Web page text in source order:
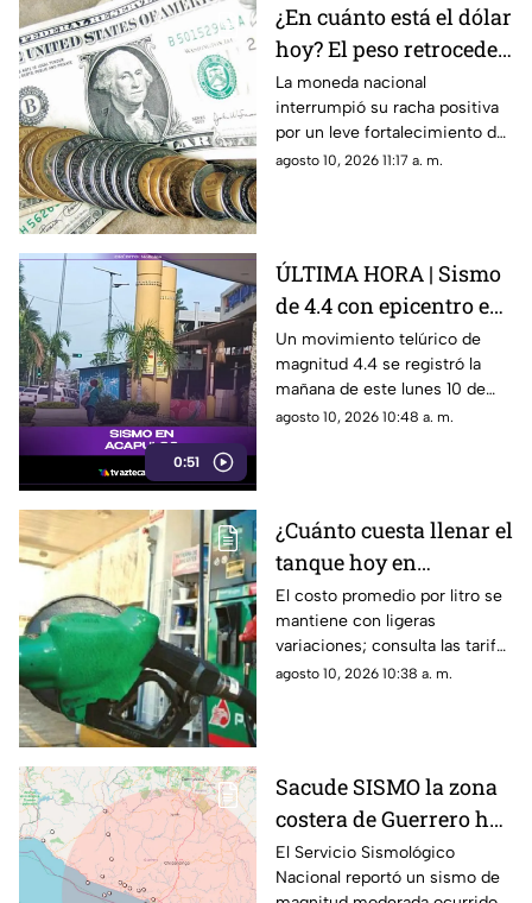
¿En cuánto está el dólar
hoy? El peso retrocede
al inicio de semana
La moneda nacional
interrumpió su racha positiva
por un leve fortalecimiento de
la divisa estadounidense y la
agosto 10, 2026 11:17 a. m.
0:51
ÚLTIMA HORA | Sismo
de 4.4 con epicentro en
Atoyac se siente en
Acapulco; descartan
daños preliminares
Un movimiento telúrico de
magnitud 4.4 se registró la
mañana de este lunes 10 de
agosto de 2026 a las 09:49
en la región de la Costa
Grande de Guerrero.
agosto 10, 2026 10:48 a. m.
¿Cuánto cuesta llenar el
tanque hoy en
Guerrero? Aquí te
decimos
El costo promedio por litro se
mantiene con ligeras
variaciones; consulta las tarifas
en las principales gasolinerías
agosto 10, 2026 10:38 a. m.
Sacude SISMO la zona
costera de Guerrero hoy
10 de agosto; así fue la
magnitud
El Servicio Sismológico
Nacional reportó un sismo de